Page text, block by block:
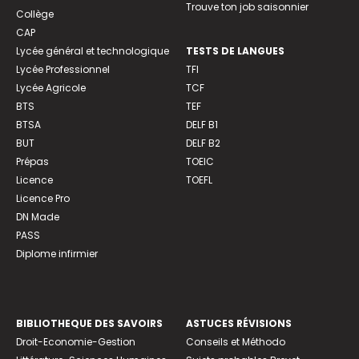
Collège
CAP
Lycée général et technologique
Lycée Professionnel
Lycée Agricole
BTS
BTSA
BUT
Prépas
Licence
Licence Pro
DN Made
PASS
Diplome infirmier
Trouve ton job saisonnier
TESTS DE LANGUES
TFI
TCF
TEF
DELF B1
DELF B2
TOEIC
TOEFL
BIBLIOTHEQUE DES SAVOIRS
Droit-Economie-Gestion
ASTUCES RÉVISIONS
Conseils et Méthodo